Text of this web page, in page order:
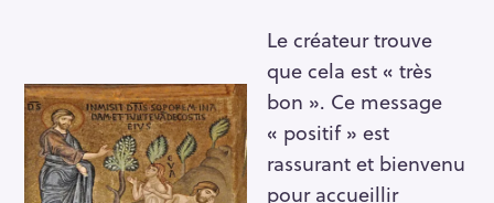
Le créateur trouve
que cela est « très
bon ». Ce message
« positif » est
rassurant et bienvenu
pour accueillir